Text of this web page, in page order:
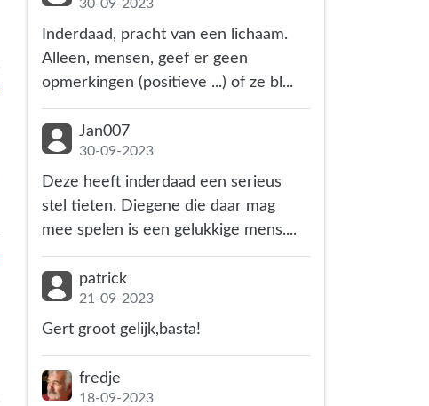
30-09-2023
Inderdaad, pracht van een lichaam.
Alleen, mensen, geef er geen
opmerkingen (positieve ...) of ze bl...
Jan007
30-09-2023
Deze heeft inderdaad een serieus
stel tieten. Diegene die daar mag
mee spelen is een gelukkige mens....
patrick
21-09-2023
Gert groot gelijk,basta!
fredje
18-09-2023